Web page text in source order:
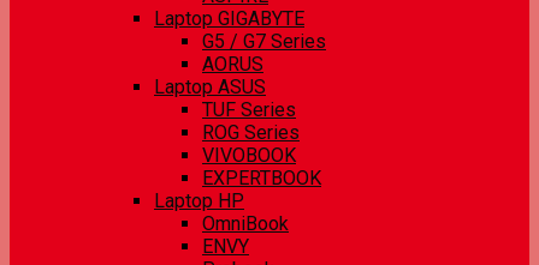
Laptop GIGABYTE
G5 / G7 Series
AORUS
Laptop ASUS
TUF Series
ROG Series
VIVOBOOK
EXPERTBOOK
Laptop HP
OmniBook
ENVY